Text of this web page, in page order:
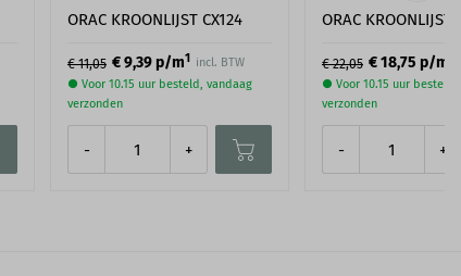
ORAC KROONLIJST CX124
€ 11,05 € 9,39p/m1 incl. BTW
● Voor 10.15 uur besteld, vandaag
verzonden
- +
ORAC KROONLIJST
€ 22,05 € 18,75 p/m
● Voor 10.15 uur besteld,
verzonden
- +